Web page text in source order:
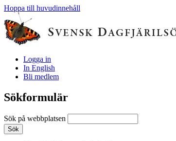
Hoppa till huvudinnehåll
Logga in
In English
Bli medlem
Sökformulär
Sök på webbplatsen